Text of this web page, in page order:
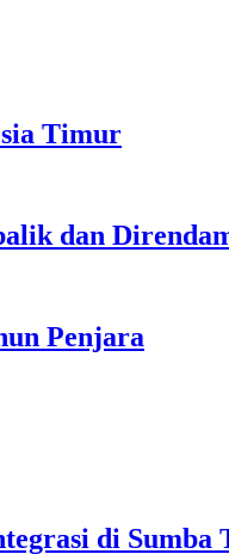
Timur
dan
Penjara
di Sumba